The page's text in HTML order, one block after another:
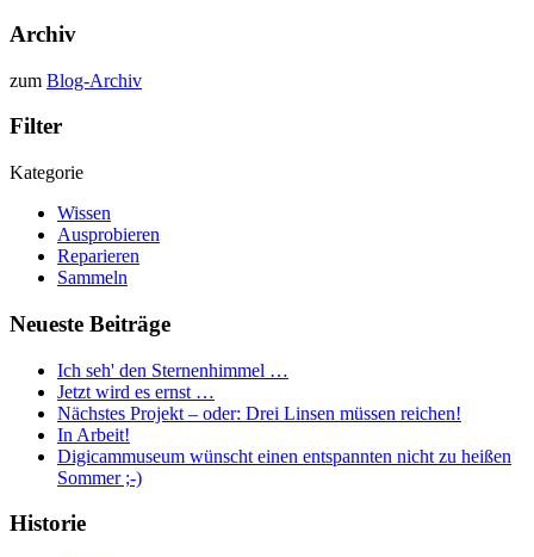
Archiv
zum Blog-Archiv
Filter
Kategorie
Wissen
Ausprobieren
Reparieren
Sammeln
Neueste Beiträge
Ich seh' den Sternenhimmel …
Jetzt wird es ernst …
Nächstes Projekt – oder: Drei Linsen müssen reichen!
In Arbeit!
Digicammuseum wünscht einen entspannten nicht zu heißen
Sommer ;-)
Historie